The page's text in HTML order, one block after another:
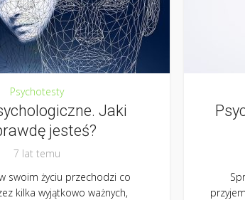
Psychotesty
Jaki
jesteś?
7 lat temu
swoim życiu przechodzi co
kilka wyjątkowo ważnych,